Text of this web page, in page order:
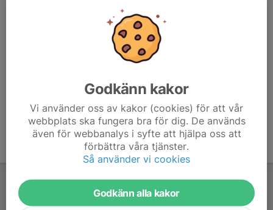
in senast kl 16 samma dag så kontrollera hemsidan
maps.app.goo.gl/pgt3q9j3pBSrABF3A?
g_st=com.google.maps.preview.copy
Godkänn kakor
Vi använder oss av kakor (cookies) för att vår
webbplats ska fungera bra för dig. De används
även för webbanalys i syfte att hjälpa oss att
förbättra våra tjänster.
Så använder vi cookies
Godkänn alla kakor